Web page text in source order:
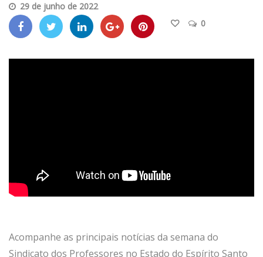
29 de junho de 2022
0
Acompanhe as principais notícias da semana do
Sindicato dos Professores no Estado do Espírito Santo